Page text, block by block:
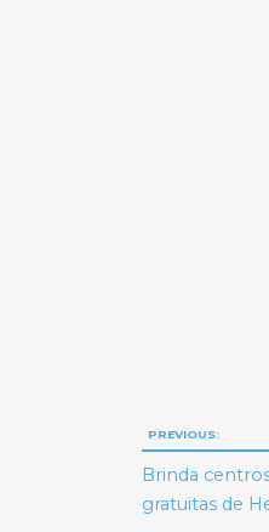
de
PREVIOUS:
Brinda
gratuitas de